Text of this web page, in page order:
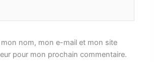
nom, mon e-mail et mon site
pour mon prochain commentaire.